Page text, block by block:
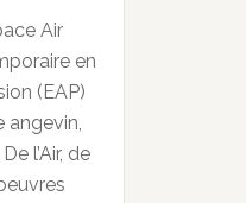
Air
en
(EAP)
angevin,
l’Air, de